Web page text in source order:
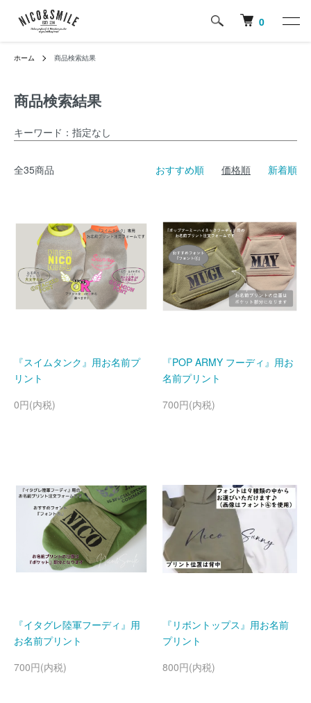
0
ホーム 商品検索結果
商品検索結果
キーワード：指定なし
全35商品 おすすめ順 価格順 新着順
『スイムタンク』用お名前プ
リント
0円(内税)
『POP ARMY フーディ』用お
名前プリント
700円(内税)
『イタグレ陸軍フーディ』用
お名前プリント
700円(内税)
『リボントップス』用お名前
プリント
800円(内税)